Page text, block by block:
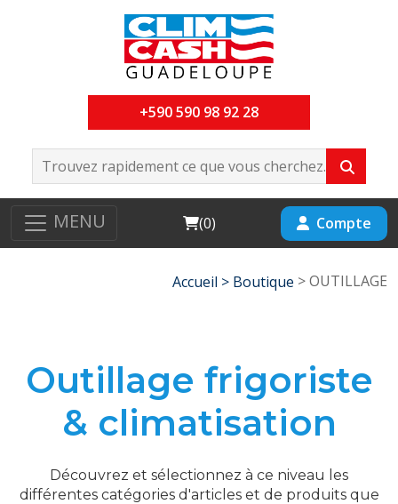
+590 590 98 92 28
MENU Cart
(0) Compte
Accueil > Boutique > OUTILLAGE
Outillage frigoriste
& climatisation
Découvrez et sélectionnez à ce niveau les
différentes catégories d'articles et de produits que